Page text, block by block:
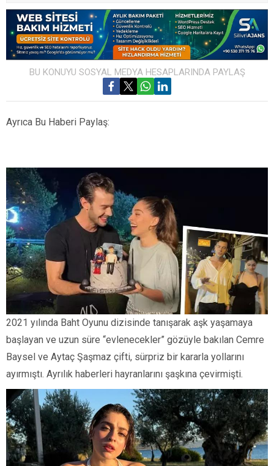
BU KONUYU SOSYAL MEDYA HESAPLARINDA PAYLAŞ
Ayrıca Bu Haberi Paylaş:
2021 yılında Baht Oyunu dizisinde tanışarak aşk yaşamaya
başlayan ve uzun süre “evlenecekler” gözüyle bakılan Cemre
Baysel ve Aytaç Şaşmaz çifti, sürpriz bir kararla yollarını
ayırmıştı. Ayrılık haberleri hayranlarını şaşkına çevirmişti.